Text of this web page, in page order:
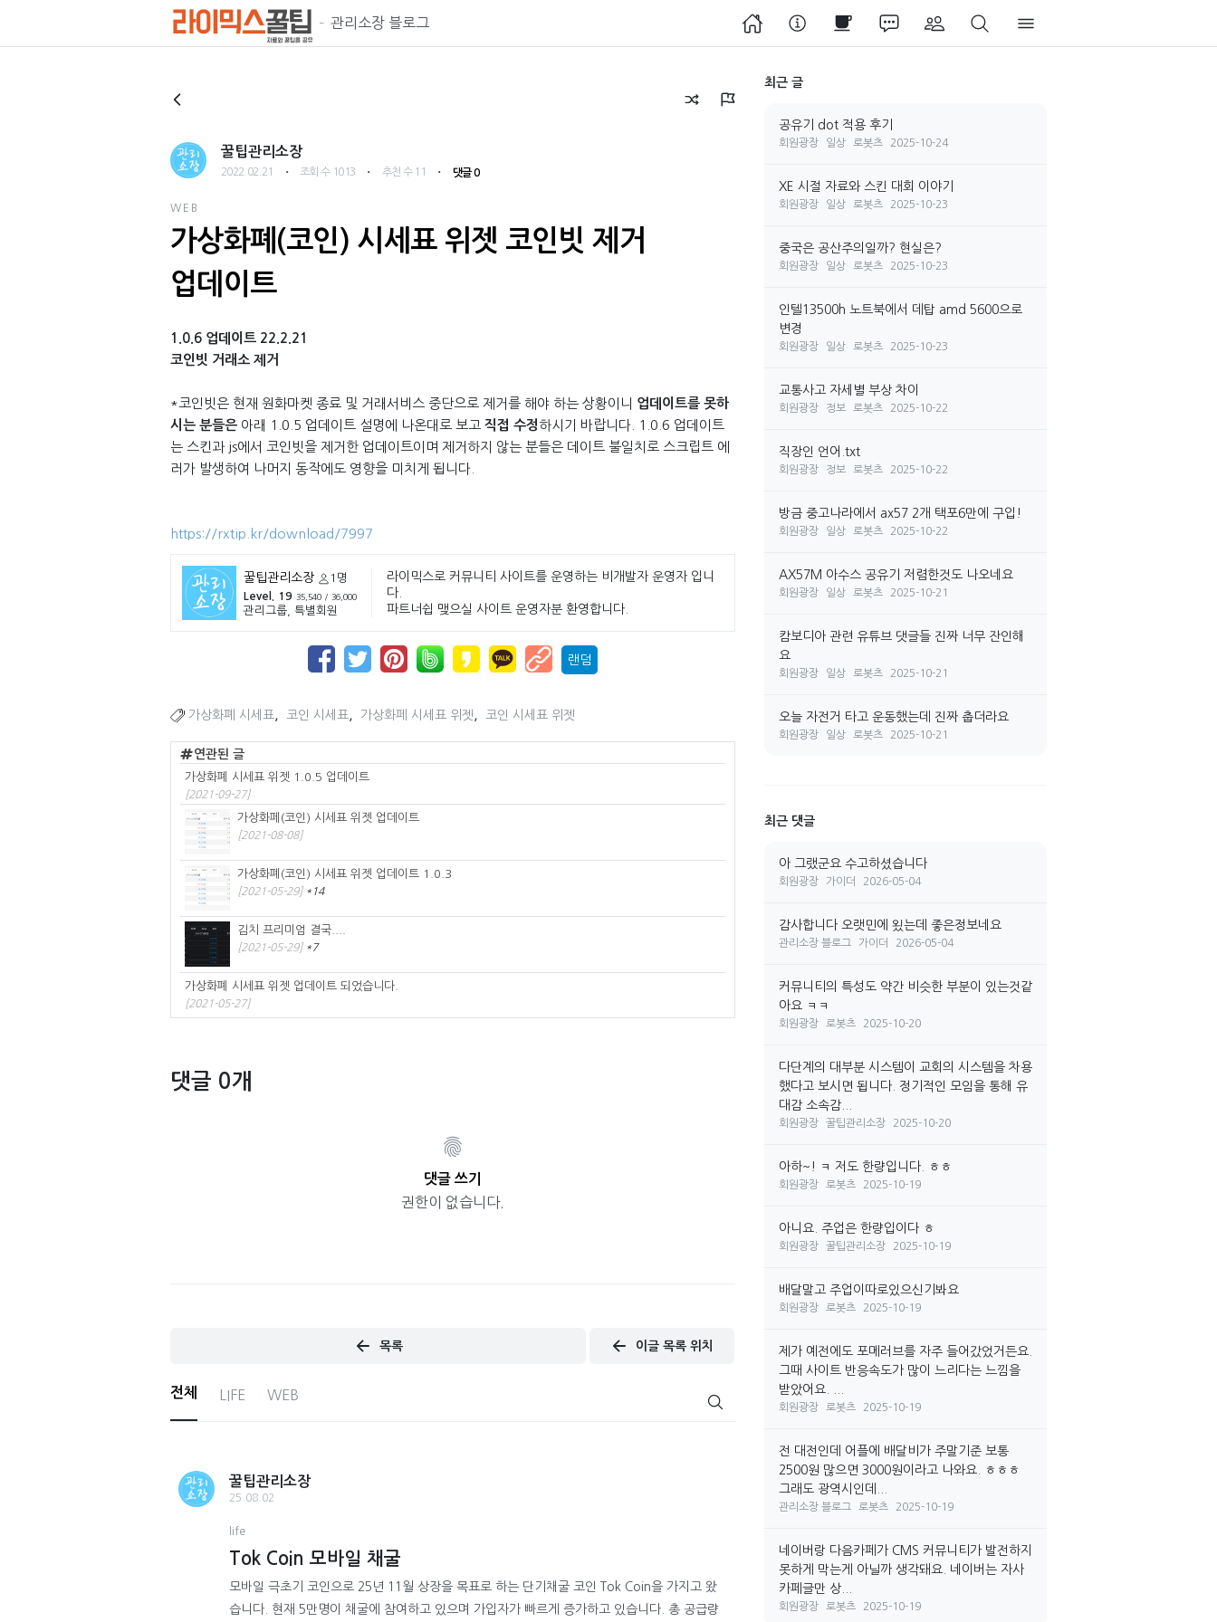
관리소장 블로그
꿀팁관리소장
2022.02.21 ・ 조회 수 1013 ・ 추천 수 11 ・ 댓글 0
WEB
가상화폐(코인) 시세표 위젯 코인빗 제거
업데이트
1.0.6 업데이트 22.2.21
코인빗 거래소 제거
*코인빗은 현재 원화마켓 종료 및 거래서비스 중단으로 제거를 해야 하는 상황이니 업데이트를 못하
시는 분들은 아래 1.0.5 업데이트 설명에 나온대로 보고 직접 수정 하시기 바랍니다. 1.0.6 업데이트
는 스킨과 js에서 코인빗을 제거한 업데이트이며 제거하지 않는 분들은 데이트 불일치로 스크립트 에
러가 발생하여 나머지 동작에도 영향을 미치게 됩니다.
https://rxtip.kr/download/7997
꿀팁관리소장
1명
Level. 19
35,540 / 36,000
관리그룹, 특별회원
라이믹스로 커뮤니티 사이트를 운영하는 비개발자 운영자 입니
다.
파트너쉽 맺으실 사이트 운영자분 환영합니다.
랜덤
가상화폐 시세표 코인 시세표 가상화페 시세표 위젯 코인 시세표 위젯
연관된 글
가상화폐 시세표 위젯 1.0.5 업데이트
[2021-09-27]
가상화페(코인) 시세표 위젯 업데이트
[2021-08-08]
가상화폐(코인) 시세표 위젯 업데이트 1.0.3
[2021-05-29] *14
김치 프리미엄 결국....
[2021-05-29] *7
가상화폐 시세표 위젯 업데이트 되었습니다.
[2021-05-27]
댓글 0개
댓글 쓰기
권한이 없습니다.
목록 이글 목록 위치
전체 LIFE WEB
꿀팁관리소장
25.08.02
life
Tok Coin 모바일 채굴
모바일 극초기 코인으로 25년 11월 상장을 목표로 하는 단기채굴 코인 Tok Coin을 가지고 왔
습니다. 현재 5만명이 채굴에 참여하고 있으며 가입자가 빠르게 증가하고 있습니다. 총 공급량
최근 글
공유기 dot 적용 후기
회원광장 일상 로봇츠 2025-10-24
XE 시절 자료와 스킨 대회 이야기
회원광장 일상 로봇츠 2025-10-23
중국은 공산주의일까? 현실은?
회원광장 일상 로봇츠 2025-10-23
인텔13500h 노트북에서 데탑 amd 5600으로
변경
회원광장 일상 로봇츠 2025-10-23
교통사고 자세별 부상 차이
회원광장 정보 로봇츠 2025-10-22
직장인 언어.txt
회원광장 정보 로봇츠 2025-10-22
방금 중고나라에서 ax57 2개 택포6만에 구입!
회원광장 일상 로봇츠 2025-10-22
AX57M 아수스 공유기 저렴한것도 나오네요
회원광장 일상 로봇츠 2025-10-21
캄보디아 관련 유튜브 댓글들 진짜 너무 잔인해
요
회원광장 일상 로봇츠 2025-10-21
오늘 자전거 타고 운동했는데 진짜 춥더라요
회원광장 일상 로봇츠 2025-10-21
최근 댓글
아 그랬군요 수고하셨습니다
회원광장 가이더 2026-05-04
감사합니다 오랫민에 욌는데 좋은정보네요
관리소장 블로그 가이더 2026-05-04
커뮤니티의 특성도 약간 비슷한 부분이 있는것같
아요 ㅋㅋ
회원광장 로봇츠 2025-10-20
다단계의 대부분 시스템이 교회의 시스템을 차용
했다고 보시면 됩니다. 정기적인 모임을 통해 유
대감 소속감...
회원광장 꿀팁관리소장 2025-10-20
아하~! ㅋ 저도 한량입니다. ㅎㅎ
회원광장 로봇츠 2025-10-19
아니요. 주업은 한량입이다 ㅎ
회원광장 꿀팁관리소장 2025-10-19
배달말고 주업이따로있으신기봐요
회원광장 로봇츠 2025-10-19
제가 예전에도 포메러브를 자주 들어갔었거든요.
그때 사이트 반응속도가 많이 느리다는 느낌을
받았어요. ...
회원광장 로봇츠 2025-10-19
전 대전인데 어플에 배달비가 주말기준 보통
2500원 많으면 3000원이라고 나와요. ㅎㅎㅎ
그래도 광역시인데...
관리소장 블로그 로봇츠 2025-10-19
네이버랑 다음카페가 CMS 커뮤니티가 발전하지
못하게 막는게 아닐까 생각돼요. 네이버는 자사
카페글만 상...
회원광장 로봇츠 2025-10-19